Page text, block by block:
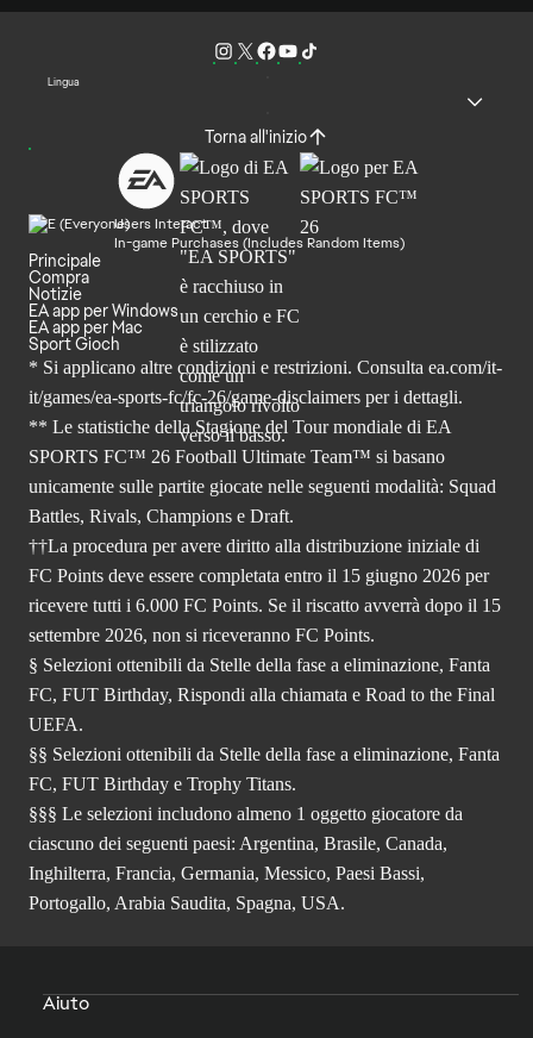
Lingua
Torna all'inizio
Users Interact
In-game Purchases (Includes Random Items)
Principale
Compra
Notizie
EA app per Windows
EA app per Mac
Sport Gioch
* Si applicano altre condizioni e restrizioni. Consulta ea.com/it-
it/games/ea-sports-fc/fc-26/game-disclaimers per i dettagli.
** Le statistiche della Stagione del Tour mondiale di EA
SPORTS FC™ 26 Football Ultimate Team™ si basano
unicamente sulle partite giocate nelle seguenti modalità: Squad
Battles, Rivals, Champions e Draft.
††La procedura per avere diritto alla distribuzione iniziale di
FC Points deve essere completata entro il 15 giugno 2026 per
ricevere tutti i 6.000 FC Points. Se il riscatto avverrà dopo il 15
settembre 2026, non si riceveranno FC Points.
§ Selezioni ottenibili da Stelle della fase a eliminazione, Fanta
FC, FUT Birthday, Rispondi alla chiamata e Road to the Final
UEFA.
§§ Selezioni ottenibili da Stelle della fase a eliminazione, Fanta
FC, FUT Birthday e Trophy Titans.
§§§ Le selezioni includono almeno 1 oggetto giocatore da
ciascuno dei seguenti paesi: Argentina, Brasile, Canada,
Inghilterra, Francia, Germania, Messico, Paesi Bassi,
Portogallo, Arabia Saudita, Spagna, USA.
Aiuto